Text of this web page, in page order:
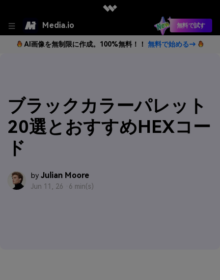
Media.io 無料で試す
AI画像を無制限に作成。100%無料！！ 無料で始める→
ブラックカラーパレット
20選とおすすめHEXコー
ド
by Julian Moore
Jun 11, 26 · 6 min(s)